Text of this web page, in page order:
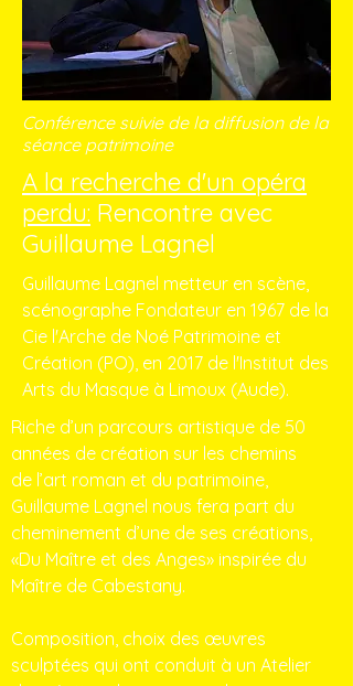
Conférence suivie de la diffusion de la
séance patrimoine
A la recherche d'un opéra
perdu: Rencontre avec
Guillaume Lagnel
Guillaume Lagnel metteur en scène,
scénographe Fondateur en 1967 de la
Cie l'Arche de Noé Patrimoine et
Création (PO), en 2017 de l'Institut des
Arts du Masque à Limoux (Aude).
Riche d’un parcours artistique de 50
années de création sur les chemins
de l’art roman et du patrimoine,
Guillaume Lagnel nous fera part du
cheminement d’une de ses créations,
«Du Maître et des Anges» inspirée du
Maître de Cabestany.
Composition, choix des œuvres
sculptées qui ont conduit à un Atelier